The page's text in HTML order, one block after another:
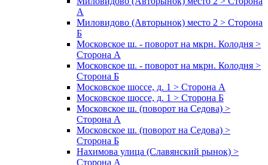
А
Миловидово (Авторынок) место 2 > Сторона
Б
Московское ш. - поворот на мкрн. Колодня >
Сторона А
Московское ш. - поворот на мкрн. Колодня >
Сторона Б
Московское шоссе, д. 1 > Сторона А
Московское шоссе, д. 1 > Сторона Б
Московское ш. (поворот на Седова) >
Сторона А
Московское ш. (поворот на Седова) >
Сторона Б
Нахимова улица (Славянский рынок) >
Сторона А